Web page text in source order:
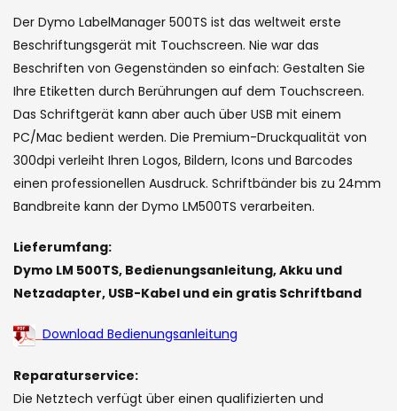
the
images
gallery
Der Dymo LabelManager 500TS ist das weltweit erste
Beschriftungsgerät mit Touchscreen. Nie war das
Beschriften von Gegenständen so einfach: Gestalten Sie
Ihre Etiketten durch Berührungen auf dem Touchscreen.
Das Schriftgerät kann aber auch über USB mit einem
PC/Mac bedient werden. Die Premium-Druckqualität von
300dpi verleiht Ihren Logos, Bildern, Icons und Barcodes
einen professionellen Ausdruck. Schriftbänder bis zu 24mm
Bandbreite kann der Dymo LM500TS verarbeiten.
Lieferumfang:
Dymo LM 500TS, Bedienungsanleitung, Akku und
Netzadapter, USB-Kabel und ein gratis Schriftband
Download Bedienungsanleitung
Reparaturservice:
Die Netztech verfügt über einen qualifizierten und